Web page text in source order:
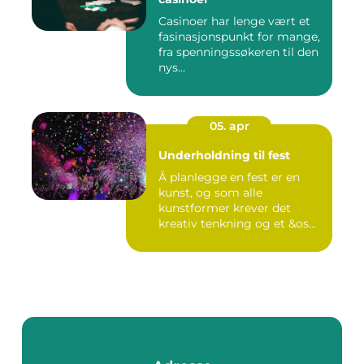
Casinoer har lenge vært et
fasinasjonspunkt for mange,
fra spenningssøkeren til den
nys...
05. apr
Underholdning til fest
Å planlegge en fest er en
kunst, og som alle
kunstformer krever det
kreativ tenkning og et &os...